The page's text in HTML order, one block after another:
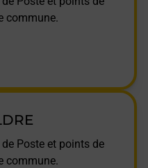
commune.
Poste et points de
commune.